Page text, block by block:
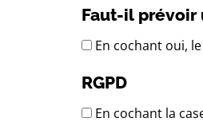
Faut-il prévoir
En cochant oui,
RGPD
En cochant la